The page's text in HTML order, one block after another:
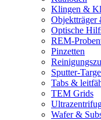
Klingen &
Objektträger
Optische
REM-
Pinzetten
Sputter-
Tabs &
TEM Grids
Wafer &